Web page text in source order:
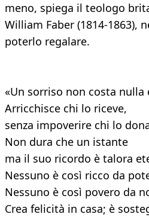
meno, spiega il teologo
William Faber (1814-1863),
poterlo regalare.
«Un sorriso non costa nulla
Arricchisce chi lo riceve,
senza impoverire chi lo
Non dura che un istante
ma il suo ricordo è talora
Nessuno è così ricco da
Nessuno è così povero da
Crea felicità in casa; è